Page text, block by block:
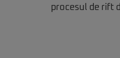
procesul de rift